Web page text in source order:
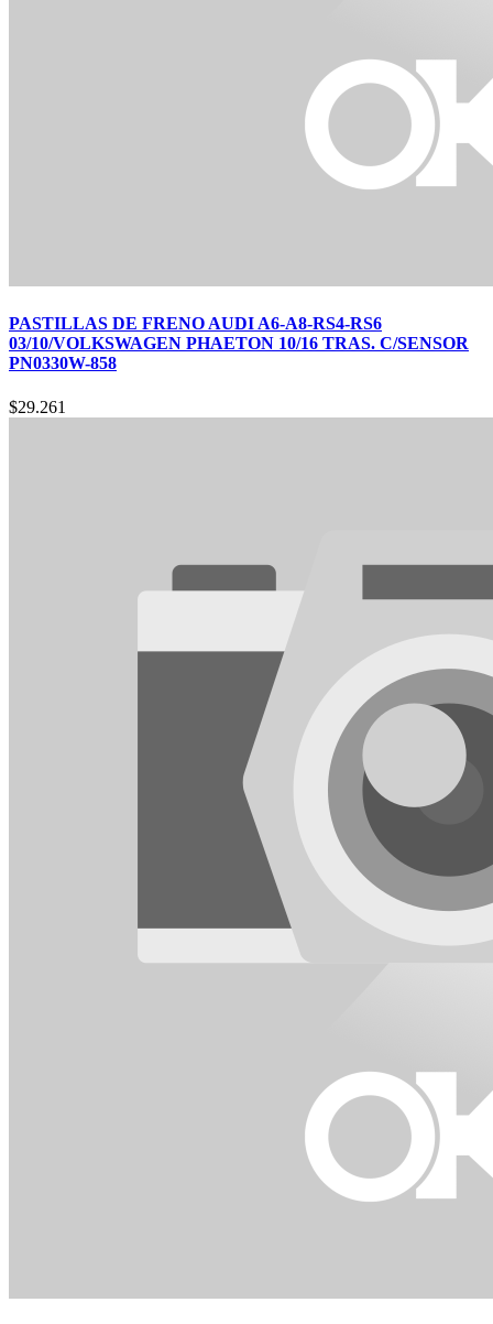
PASTILLAS DE FRENO AUDI A6-A8-RS4-RS6
03/10/VOLKSWAGEN PHAETON 10/16 TRAS. C/SENSOR
PN0330W-858
$29.261